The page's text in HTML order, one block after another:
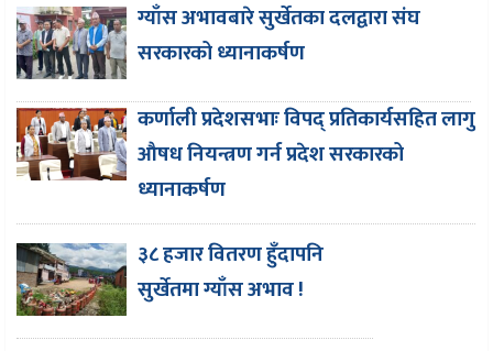
ग्याँस अभावबारे सुर्खेतका दलद्वारा संघ
सरकारको ध्यानाकर्षण
कर्णाली प्रदेशसभाः विपद् प्रतिकार्यसहित लागु
औषध नियन्त्रण गर्न प्रदेश सरकारको
ध्यानाकर्षण
३८ हजार वितरण हुँदापनि
सुर्खेतमा ग्याँस अभाव !